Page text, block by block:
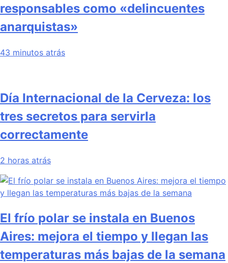
responsables como «delincuentes
anarquistas»
43 minutos atrás
Día Internacional de la Cerveza: los
tres secretos para servirla
correctamente
2 horas atrás
El frío polar se instala en Buenos
Aires: mejora el tiempo y llegan las
temperaturas más bajas de la semana